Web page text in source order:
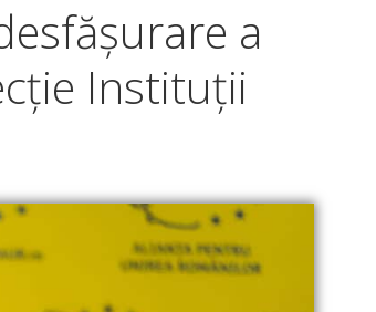
a
Instituții